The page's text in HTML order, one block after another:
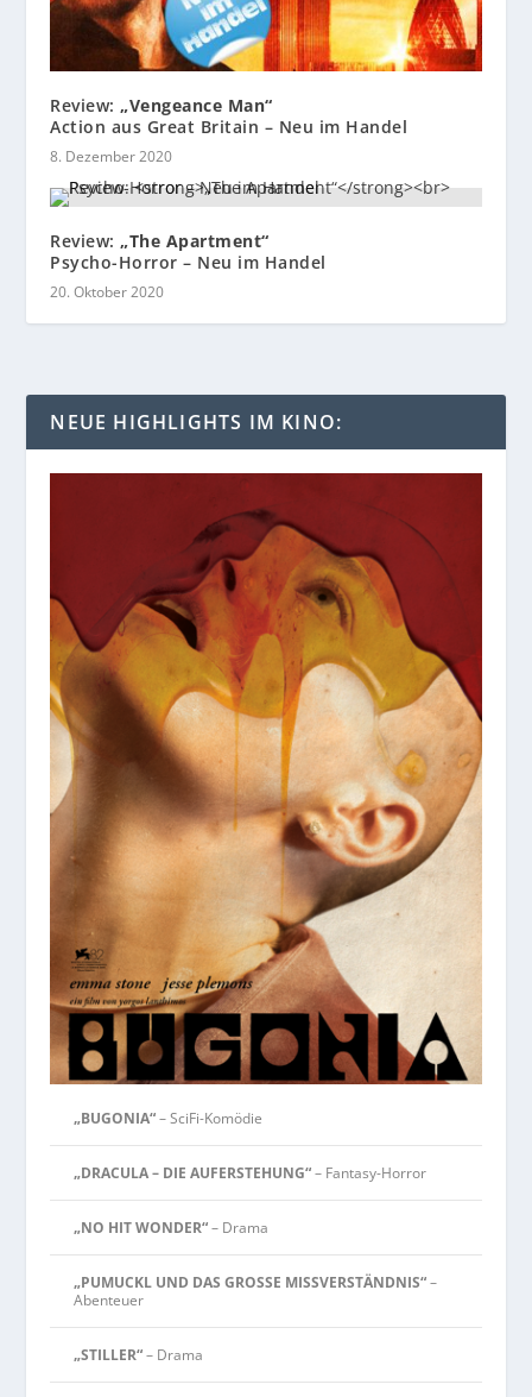
Review:„Vengeance Man“
Action aus Great Britain – Neu im Handel
8. Dezember 2020
Review:„The Apartment“
Psycho-Horror – Neu im Handel
20. Oktober 2020
NEUE HIGHLIGHTS IM KINO:
„BUGONIA“– SciFi-Komödie
„DRACULA – DIE AUFERSTEHUNG“– Fantasy-Horror
„NO HIT WONDER“– Drama
„PUMUCKL UND DAS GROSSE MISSVERSTÄNDNIS“–
Abenteuer
„STILLER“– Drama